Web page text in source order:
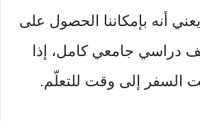
أنه بإمكاننا الحصول على
دراسي جامعي كامل، إذا
السفر إلى وقت للتعلّم.